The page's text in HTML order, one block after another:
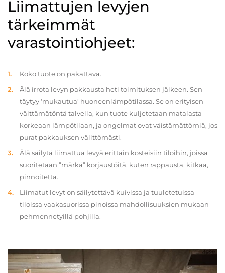
Liimattujen levyjen
tärkeimmät
varastointiohjeet:
Koko tuote on pakattava.
Älä irrota levyn pakkausta heti toimituksen jälkeen. Sen
täytyy ‘mukautua’ huoneenlämpötilassa. Se on erityisen
välttämätöntä talvella, kun tuote kuljetetaan matalasta
korkeaan lämpötilaan, ja ongelmat ovat väistämättömiä, jos
purat pakkauksen välittömästi.
Älä säilytä liimattua levyä erittäin kosteisiin tiloihin, joissa
suoritetaan ”märkä” korjaustöitä, kuten rappausta, kitkaa,
pinnoitetta.
Liimatut levyt on säilytettävä kuivissa ja tuuletetuissa
tiloissa vaakasuorissa pinoissa mahdollisuuksien mukaan
pehmennetyillä pohjilla.